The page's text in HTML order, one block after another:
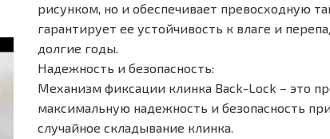
рисунком, но и обеспечивает превосходную
гарантирует ее устойчивость к влаге и
долгие годы.
Надежность и безопасность:
Механизм фиксации клинка Back-Lock – это
максимальную надежность и безопасность
случайное складывание клинка.